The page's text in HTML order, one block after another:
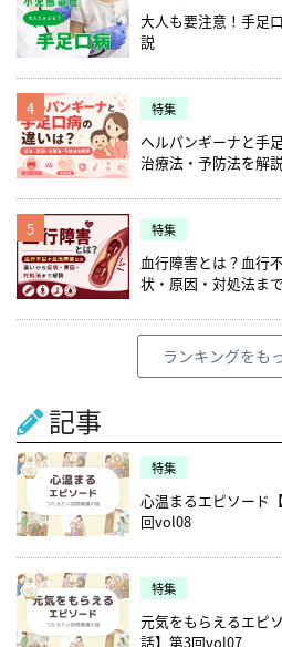
大人も要注意！手足
説
4 特集
ヘルパンギーナと手
治療法・予防法を解
5 特集
血行障害とは？血行
状・原因・対処法ま
ランキングをも
記事
特集
心温まるエピソード
回vol08
特集
元気をもらえるエピ
話】第3回vol07